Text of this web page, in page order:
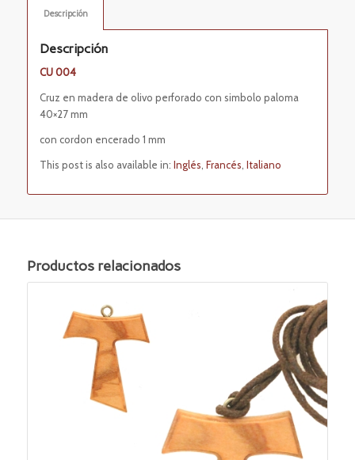
Descripción
Descripción
CU 004
Cruz en madera de olivo perforado con simbolo paloma
40×27 mm
con cordon encerado 1 mm
This post is also available in: Inglés Francés Italiano
Productos relacionados